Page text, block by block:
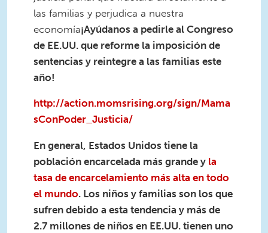
las familias y perjudica a nuestra
economía¡Ayúdanos a pedirle al Congreso
de EE.UU. que reforme la imposición de
sentencias y reintegre a las familias este
año!
http://action.momsrising.org/sign/Mama
sConPoder_Justicia/
En general, Estados Unidos tiene la
población encarcelada más grande y la
tasa de encarcelamiento más alta en todo
el mundo. Los niños y familias son los que
sufren debido a esta tendencia y más de
2.7 millones de niños en EE.UU. tienen uno